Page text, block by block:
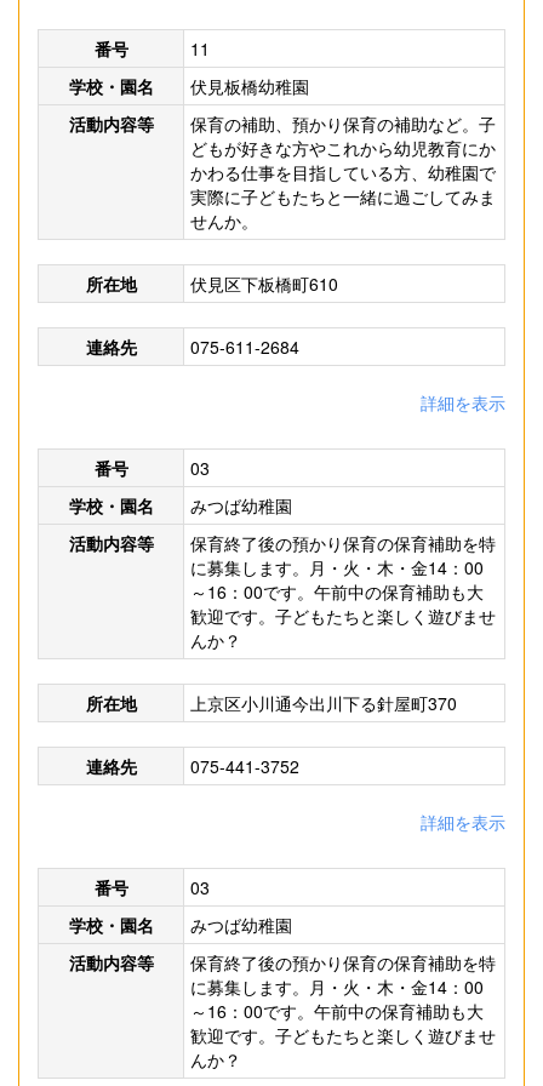
番号
11
学校・園名
伏見板橋幼稚園
活動内容等
保育の補助、預かり保育の補助など。子
どもが好きな方やこれから幼児教育にか
かわる仕事を目指している方、幼稚園で
実際に子どもたちと一緒に過ごしてみま
せんか。
所在地 伏見区下板橋町610
連絡先 075-611-2684
詳細を表示
番号
03
学校・園名
みつば幼稚園
活動内容等
保育終了後の預かり保育の保育補助を特
に募集します。月・火・木・金14：00
～16：00です。午前中の保育補助も大
歓迎です。子どもたちと楽しく遊びませ
んか？
所在地 上京区小川通今出川下る針屋町370
連絡先 075-441-3752
詳細を表示
番号
03
学校・園名
みつば幼稚園
活動内容等
保育終了後の預かり保育の保育補助を特
に募集します。月・火・木・金14：00
～16：00です。午前中の保育補助も大
歓迎です。子どもたちと楽しく遊びませ
んか？